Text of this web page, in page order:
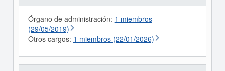
Órgano de administración: 1 miembros
(29/05/2019)
Otros cargos: 1 miembros (22/01/2026)